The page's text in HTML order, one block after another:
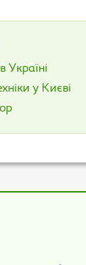
Україні
у Києві